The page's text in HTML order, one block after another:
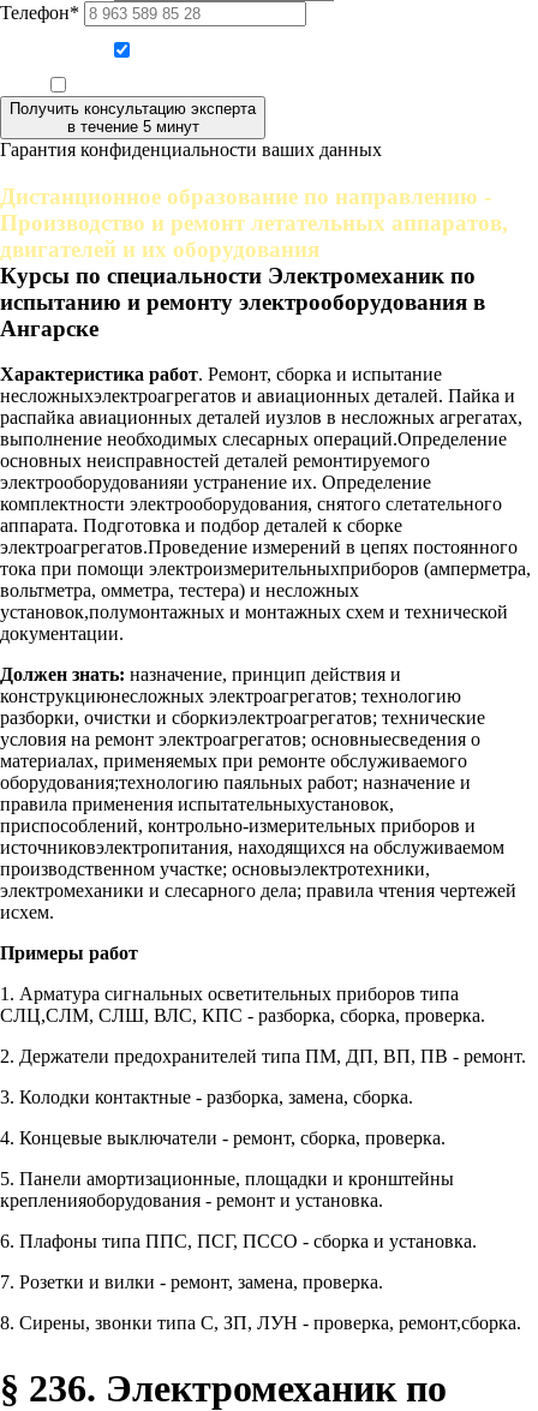
Телефон*
Получить консультацию эксперта
в течение 5 минут
Гарантия конфиденциальности ваших данных
Дистанционное образование по направлению -
Производство и ремонт летательных аппаратов,
двигателей и их оборудования
Курсы по специальности Электромеханик по
испытанию и ремонту электрооборудования в
Ангарске
Характеристика работ. Ремонт, сборка и испытание
несложныхэлектроагрегатов и авиационных деталей. Пайка и
распайка авиационных деталей иузлов в несложных агрегатах,
выполнение необходимых слесарных операций.Определение
основных неисправностей деталей ремонтируемого
электрооборудованияи устранение их. Определение
комплектности электрооборудования, снятого слетательного
аппарата. Подготовка и подбор деталей к сборке
электроагрегатов.Проведение измерений в цепях постоянного
тока при помощи электроизмерительныхприборов (амперметра,
вольтметра, омметра, тестера) и несложных
установок,полумонтажных и монтажных схем и технической
документации.
Должен знать: назначение, принцип действия и
конструкциюнесложных электроагрегатов; технологию
разборки, очистки и сборкиэлектроагрегатов; технические
условия на ремонт электроагрегатов; основныесведения о
материалах, применяемых при ремонте обслуживаемого
оборудования;технологию паяльных работ; назначение и
правила применения испытательныхустановок,
приспособлений, контрольно-измерительных приборов и
источниковэлектропитания, находящихся на обслуживаемом
производственном участке; основыэлектротехники,
электромеханики и слесарного дела; правила чтения чертежей
исхем.
Примеры работ
1. Арматура сигнальных осветительных приборов типа
СЛЦ,СЛМ, СЛШ, ВЛС, КПС - разборка, сборка, проверка.
2. Держатели предохранителей типа ПМ, ДП, ВП, ПВ - ремонт.
3. Колодки контактные - разборка, замена, сборка.
4. Концевые выключатели - ремонт, сборка, проверка.
5. Панели амортизационные, площадки и кронштейны
крепленияоборудования - ремонт и установка.
6. Плафоны типа ППС, ПСГ, ПССО - сборка и установка.
7. Розетки и вилки - ремонт, замена, проверка.
8. Сирены, звонки типа С, ЗП, ЛУН - проверка, ремонт,сборка.
§ 236. Электромеханик по